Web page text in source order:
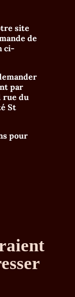
site
de
ci-
par
rue du
St
pour